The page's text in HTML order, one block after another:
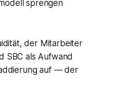
sprengen
der Mitarbeiter
SBC als Aufwand
auf — der